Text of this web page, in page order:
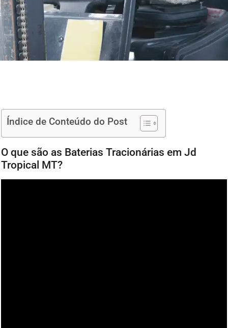
Índice de Conteúdo do Post
O que são as Baterias Tracionárias em Jd
Tropical MT?